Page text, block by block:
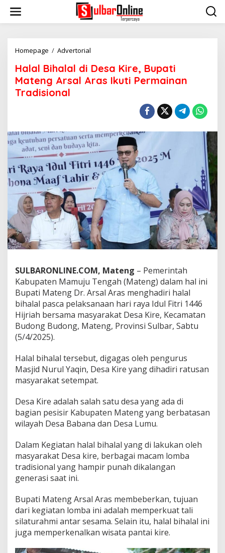
i
Homepage / Advertorial
l
a
l
l
a
l
D
e
s
a
K
i
r
e
,
u
p
a
t
i
M
a
t
g
A
r
s
l
A
r
s
I
k
u
P
e
r
m
a
Halal Bihalal di Desa Kire, Bupati
Mateng Arsal Aras Ikuti Permainan
Tradisional
SULBARONLINE.COM, Mateng – Pemerintah
Kabupaten Mamuju Tengah (Mateng) dalam hal ini
Bupati Mateng Dr. Arsal Aras menghadiri halal
bihalal pasca pelaksanaan hari raya Idul Fitri 1446
Hijriah bersama masyarakat Desa Kire, Kecamatan
Budong Budong, Mateng, Provinsi Sulbar, Sabtu
(5/4/2025).
Halal bihalal tersebut, digagas oleh pengurus
Masjid Nurul Yaqin, Desa Kire yang dihadiri ratusan
masyarakat setempat.
Desa Kire adalah salah satu desa yang ada di
bagian pesisir Kabupaten Mateng yang berbatasan
wilayah Desa Babana dan Desa Lumu.
Dalam Kegiatan halal bihalal yang di lakukan oleh
masyarakat Desa kire, berbagai macam lomba
tradisional yang hampir punah dikalangan
generasi saat ini.
Bupati Mateng Arsal Aras membeberkan, tujuan
dari kegiatan lomba ini adalah memperkuat tali
silaturahmi antar sesama. Selain itu, halal bihalal ini
juga memperkenalkan wisata pantai kire.